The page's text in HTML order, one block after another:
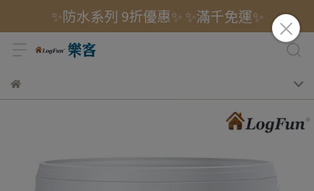
✨防水系列 9折優惠✨ ✨滿千免運✨